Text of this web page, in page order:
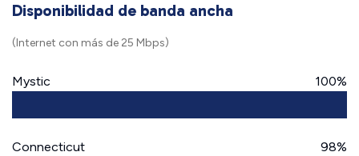
Disponibilidad de banda ancha
(Internet con más de 25 Mbps)
Mystic 100%
Connecticut 98%